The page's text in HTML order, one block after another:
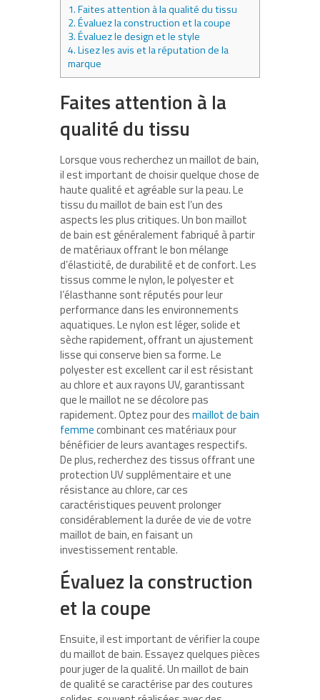
1.Faites attention à la qualité du tissu
2.Évaluez la construction et la coupe
3.Évaluez le design et le style
4.Lisez les avis et la réputation de la
marque
Faites attention à la
qualité du tissu
Lorsque vous recherchez un maillot de bain,
il est important de choisir quelque chose de
haute qualité et agréable sur la peau. Le
tissu du maillot de bain est l’un des
aspects les plus critiques. Un bon maillot
de bain est généralement fabriqué à partir
de matériaux offrant le bon mélange
d’élasticité, de durabilité et de confort. Les
tissus comme le nylon, le polyester et
l’élasthanne sont réputés pour leur
performance dans les environnements
aquatiques. Le nylon est léger, solide et
sèche rapidement, offrant un ajustement
lisse qui conserve bien sa forme. Le
polyester est excellent car il est résistant
au chlore et aux rayons UV, garantissant
que le maillot ne se décolore pas
rapidement. Optez pour desmaillot de bain
femmecombinant ces matériaux pour
bénéficier de leurs avantages respectifs.
De plus, recherchez des tissus offrant une
protection UV supplémentaire et une
résistance au chlore, car ces
caractéristiques peuvent prolonger
considérablement la durée de vie de votre
maillot de bain, en faisant un
investissement rentable.
Évaluez la construction
et la coupe
Ensuite, il est important de vérifier la coupe
du maillot de bain. Essayez quelques pièces
pour juger de la qualité. Un maillot de bain
de qualité se caractérise par des coutures